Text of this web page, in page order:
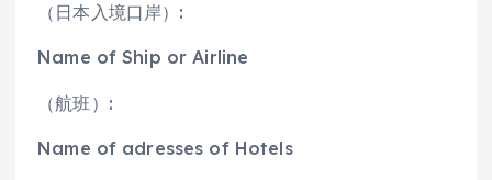
（日本入境口岸）:
Name of Ship or Airline
（航班）:
Name of adresses of Hotels